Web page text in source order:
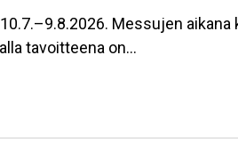
Messujen
tavoitteena on…